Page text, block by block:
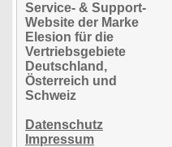
Service- & Support-
Website der Marke
Elesion für die
Vertriebsgebiete
Deutschland,
Österreich und
Schweiz
Datenschutz
Impressum